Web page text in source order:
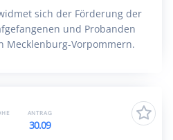
sich der Förderung der
und Probanden
Mecklenburg-Vorpommern.
ANTRAG
30.09